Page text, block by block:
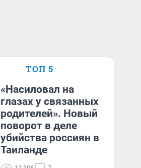
ТОП 5
«Насиловал на
глазах у связанных
родителей». Новый
поворот в деле
убийства россиян в
Таиланде